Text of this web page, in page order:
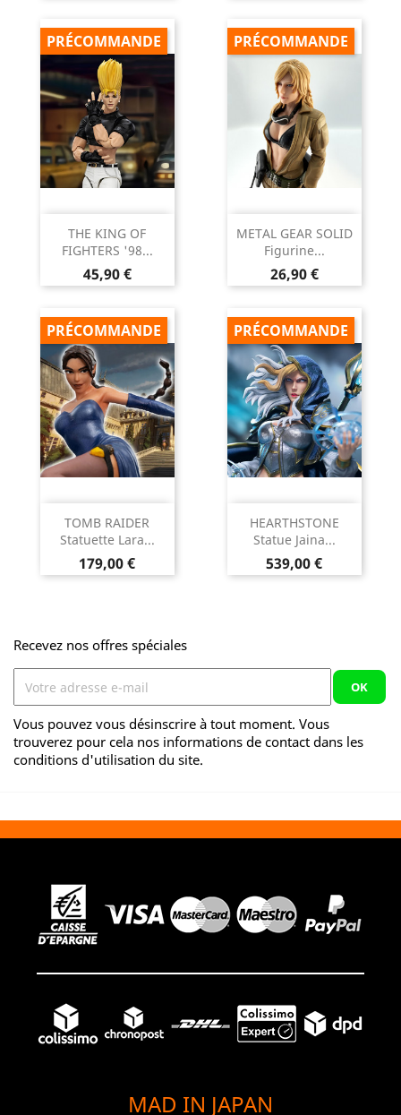
THE KING OF
FIGHTERS '98...
Prix
45,90 €
PRÉCOMMANDE
METAL GEAR SOLID
Figurine...
Prix
26,90 €
PRÉCOMMANDE
TOMB RAIDER
Statuette Lara...
Prix
179,00 €
PRÉCOMMANDE
HEARTHSTONE
Statue Jaina...
Prix
539,00 €
PRÉCOMMANDE
Recevez nos offres spéciales
Vous pouvez vous désinscrire à tout moment. Vous
trouverez pour cela nos informations de contact dans les
conditions d'utilisation du site.
MAD IN JAPAN